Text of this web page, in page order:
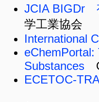
JCIA BIGDr
学工業協会
International
Substances
ECETOC-TRA